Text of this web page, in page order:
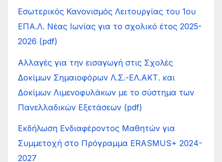
Εσωτερικός Κανονισμός Λειτουργίας του 1ου
ΕΠΑ.Λ. Νέας Ιωνίας για το σχολικό έτος 2025-
2026 (pdf)
Αλλαγές για την εισαγωγή στις Σχολές
Δοκίμων Σημαιοφόρων Λ.Σ.-ΕΛ.ΑΚΤ. και
Δοκίμων Λιμενοφυλάκων με το σύστημα των
Πανελλαδικών Εξετάσεων (pdf)
Εκδήλωση Ενδιαφέροντος Μαθητών για
Συμμετοχή στο Πρόγραμμα ERASMUS+ 2024-
2027